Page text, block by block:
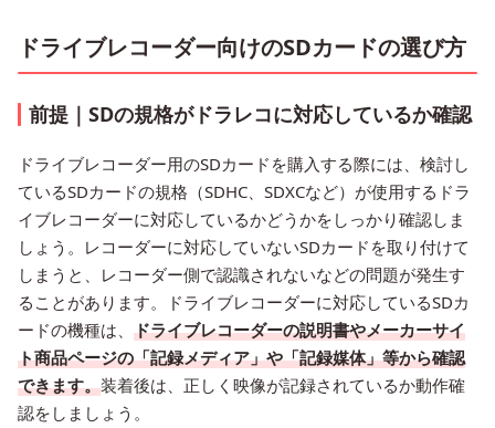
ドライブレコーダー向けのSDカードの選び方
前提｜SDの規格がドラレコに対応しているか確認
ドライブレコーダー用のSDカードを購入する際には、検討し
ているSDカードの規格（SDHC、SDXCなど）が使用するドラ
イブレコーダーに対応しているかどうかをしっかり確認しま
しょう。レコーダーに対応していないSDカードを取り付けて
しまうと、レコーダー側で認識されないなどの問題が発生す
ることがあります。ドライブレコーダーに対応しているSDカ
ードの機種は、 ドライブレコーダーの説明書やメーカーサイ
ト商品ページの「記録メディア」や「記録媒体」等から確認
できます。装着後は、正しく映像が記録されているか動作確
認をしましょう。